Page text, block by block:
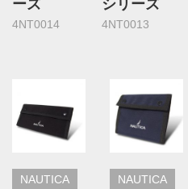
ーズ
4NT0014
シリーズ
4NT0013
NAUTICA
NAUTICA